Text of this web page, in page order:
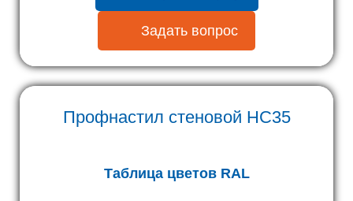
Задать вопрос
Профнастил стеновой HC35
Таблица цветов RAL